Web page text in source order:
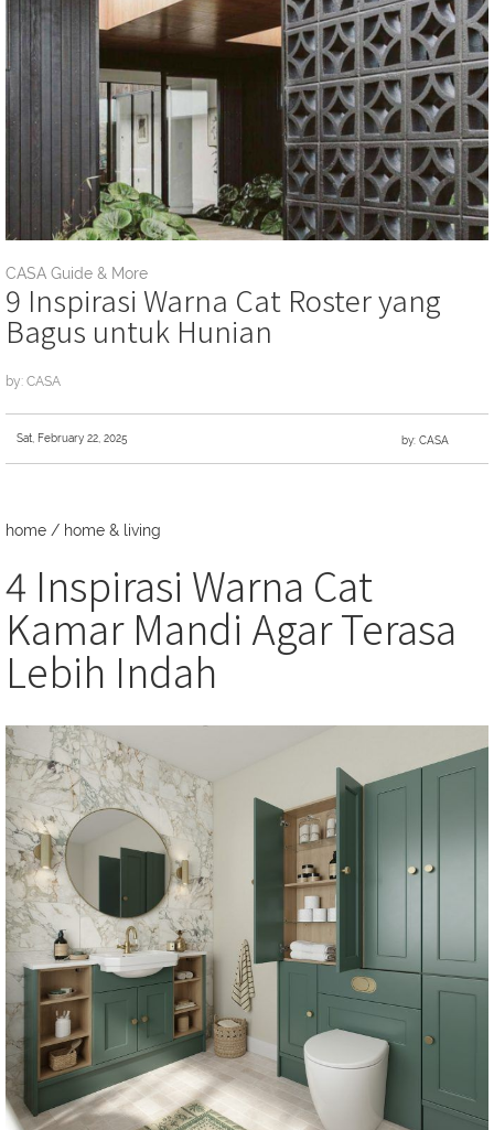
CASA Guide & More
9 Inspirasi Warna Cat Roster yang
Bagus untuk Hunian
by: CASA
Sat, February 22, 2025 by: CASA
home / home & living
4 Inspirasi Warna Cat
Kamar Mandi Agar Terasa
Lebih Indah